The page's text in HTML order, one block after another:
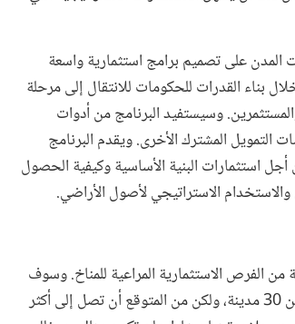
على تصميم برامج استثمارية واسعة
بناء القدرات للحكومات للانتقال إلى مرحلة
وسيستفيد البرنامج من أدوات
المشترك الأخرى. ويقدم البرنامج
استثمارات البنية الأساسية وكيفية الحصول
الاستراتيجي لأصول الأراضي.
الفرص الاستثمارية المراعية للمناخ. وسوف
يخلق سوقا تربط بين المدن والمستثمرين. تبدأ المرحلة الأولى بما يزيد عن 30 مدينة، ولكن من المتوقع أن تصل إلى أكثر